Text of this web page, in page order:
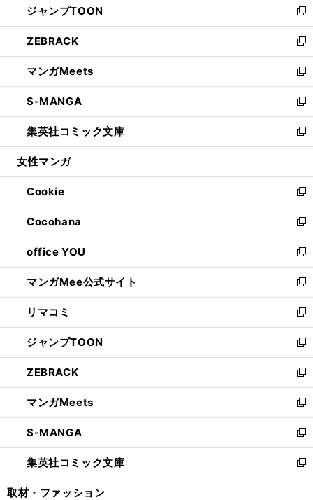
く
で
開
く
ド
ウ
で
開
く
ィ
ン
ド
ウ
で
開
く
い
ウ
ィ
ン
ド
ウ
で
開
く
ジャンプTOON
新
し
い
ウ
ィ
ン
ド
ウ
で
開
ZEBRACK
新
し
い
ウ
ィ
ン
ド
ウ
開
く
マンガMeets
新
し
い
ウ
ィ
ン
ウ
で
開
く
S-MANGA
新
し
い
ウ
ン
ド
ウ
で
開
く
集英社コミック文庫
新
し
ウ
ィ
ン
ド
ウ
で
開
く
女性マンガ
Cookie
新
し
い
ウ
ィ
ン
ド
ウ
で
開
く
Cocohana
新
し
い
ウ
ィ
ン
ド
ウ
で
開
く
office YOU
新
し
い
ウ
ィ
ン
ド
ウ
で
開
く
マンガMee公式サイト
新
し
い
ウ
ィ
ン
ド
ウ
で
開
く
リマコミ
新
し
い
ウ
ィ
ン
ド
ウ
で
開
く
ジャンプTOON
新
し
い
ウ
ィ
ン
ド
ウ
で
開
ZEBRACK
新
し
い
ウ
ィ
ン
ド
ウ
マンガMeets
新
し
い
ウ
ィ
ン
S-MANGA
新
し
い
ウ
集英社コミック文庫
新
し
取材・ファッション